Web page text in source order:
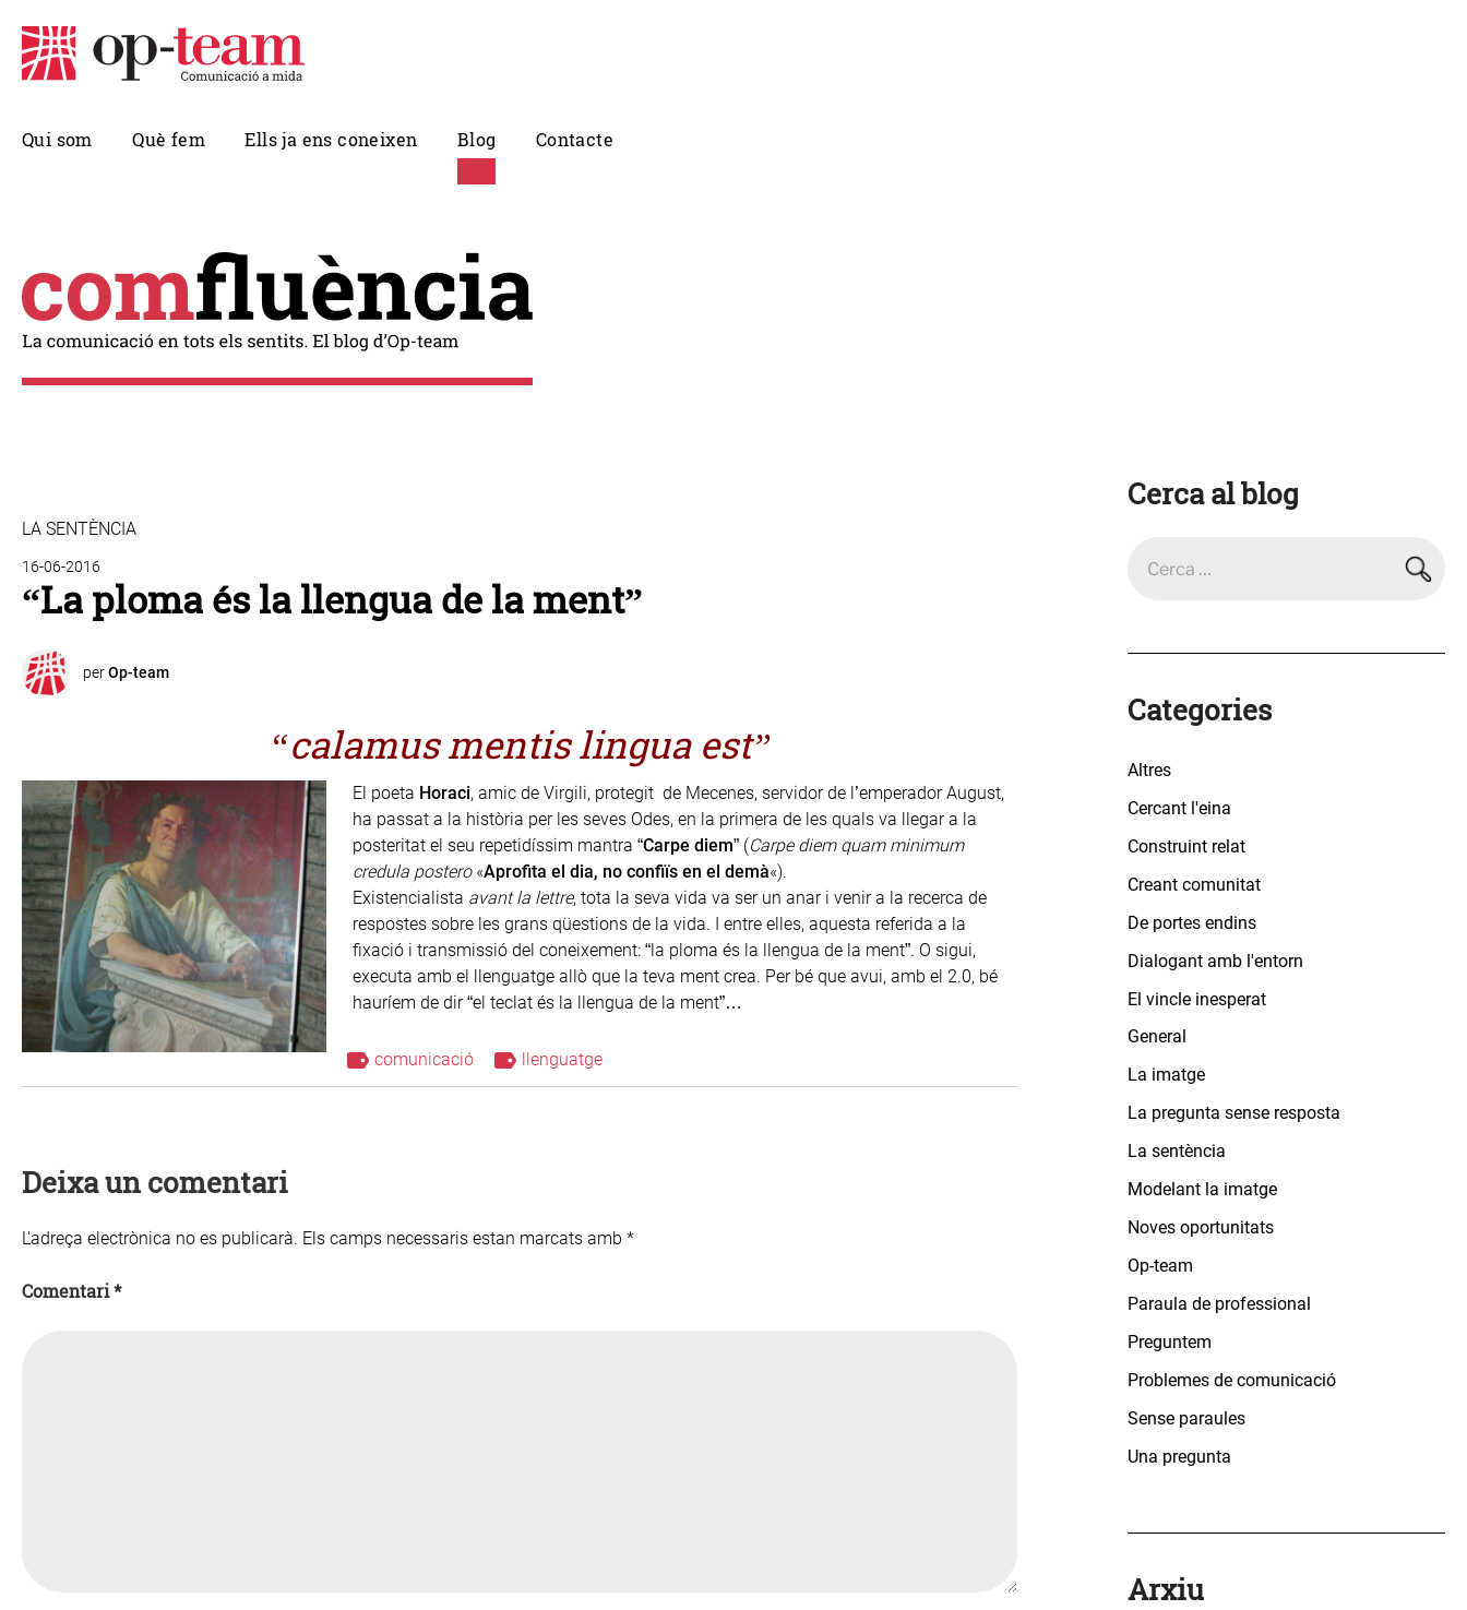
Qui som Què fem Ells ja ens coneixen Blog Contacte
LA SENTÈNCIA
16-06-2016
“La ploma és la llengua de la ment”
perOp-team
“calamus mentis lingua est”
El poeta Horaci, amic de Virgili, protegit de Mecenes, servidor de l’emperador August,
ha passat a la història per les seves Odes, en la primera de les quals va llegar a la
posteritat el seu repetidíssim mantra “Carpe diem” (Carpe diem quam minimum
credula postero«Aprofita el dia, no confiïs en el demà«).
Existencialista avant la lettre, tota la seva vida va ser un anar i venir a la recerca de
respostes sobre les grans qüestions de la vida. I entre elles, aquesta referida a la
fixació i transmissió del coneixement: “la ploma és la llengua de la ment”. O sigui,
executa amb el llenguatge allò que la teva ment crea. Per bé que avui, amb el 2.0, bé
hauríem de dir “el teclat és la llengua de la ment”…
comunicació llenguatge
Deixa un comentari
L'adreça electrònica no es publicarà. Els camps necessaris estan marcats amb *
Comentari*
Cerca al blog
Categories
Altres
Cercant l'eina
Construint relat
Creant comunitat
De portes endins
Dialogant amb l'entorn
El vincle inesperat
General
La imatge
La pregunta sense resposta
La sentència
Modelant la imatge
Noves oportunitats
Op-team
Paraula de professional
Preguntem
Problemes de comunicació
Sense paraules
Una pregunta
Arxiu